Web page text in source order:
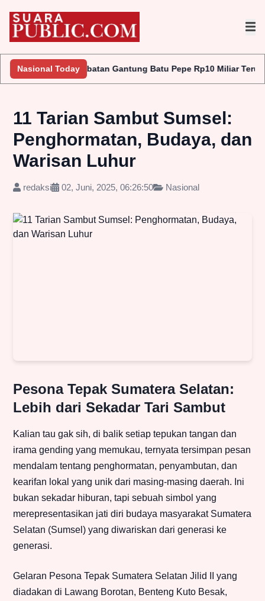
Nasional Today
Gantung Batu Pepe Rp10 Miliar Terus Disorot, LAKI
11 Tarian Sambut Sumsel:
Penghormatan, Budaya, dan
Warisan Luhur
redaksi 02, Juni, 2025, 06:26:50 Nasional
Pesona Tepak Sumatera Selatan:
Lebih dari Sekadar Tari Sambut
Kalian tau gak sih, di balik setiap tepukan tangan dan
irama gending yang memukau, ternyata tersimpan pesan
mendalam tentang penghormatan, penyambutan, dan
kearifan lokal yang unik dari masing-masing daerah. Ini
bukan sekadar hiburan, tapi sebuah simbol yang
merepresentasikan jati diri budaya masyarakat Sumatera
Selatan (Sumsel) yang diwariskan dari generasi ke
generasi.
Gelaran Pesona Tepak Sumatera Selatan Jilid II yang
diadakan di Lawang Borotan, Benteng Kuto Besak,